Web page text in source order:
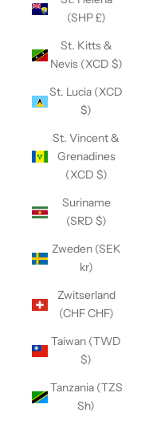
(SHP £)
St. Kitts &
Nevis (XCD $)
St. Lucia (XCD
$)
St. Vincent &
Grenadines
(XCD $)
Suriname
(SRD $)
Zweden (SEK
kr)
Zwitserland
(CHF CHF)
Taiwan (TWD
$)
Tanzania (TZS
Sh)